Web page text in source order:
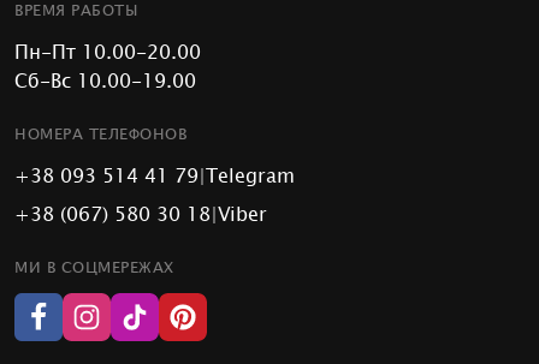
ВРЕМЯ РАБОТЫ
Пн-Пт 10.00-20.00
Сб-Вс 10.00-19.00
НОМЕРА ТЕЛЕФОНОВ
+38 093 514 41 79|Telegram
+38 (067) 580 30 18|Viber
МИ В СОЦМЕРЕЖАХ